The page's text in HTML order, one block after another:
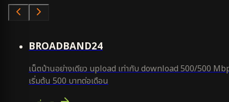
BROADBAND24
เน็ตบ้านอย่างเดียว upload เท่ากับ download 500/500
เริ่มต้น 500 บาทต่อเดือน